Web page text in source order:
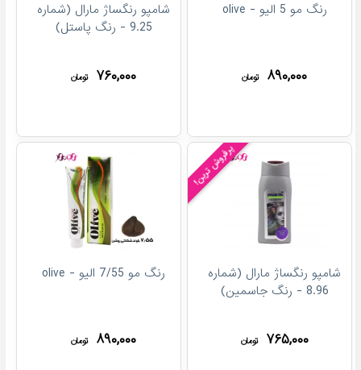
رنگ مو 5 الیو - olive
۸۹۰,۰۰۰ تومان
شامپو رنگساژ مارال (شماره
9.25 - رنگ پاستل)
۷۶۰,۰۰۰ تومان
پرفروش ترین!
شامپو رنگساژ مارال (شماره
8.96 - رنگ جاسمین)
۷۶۵,۰۰۰ تومان
رنگ مو 7/55 الیو - olive
۸۹۰,۰۰۰ تومان